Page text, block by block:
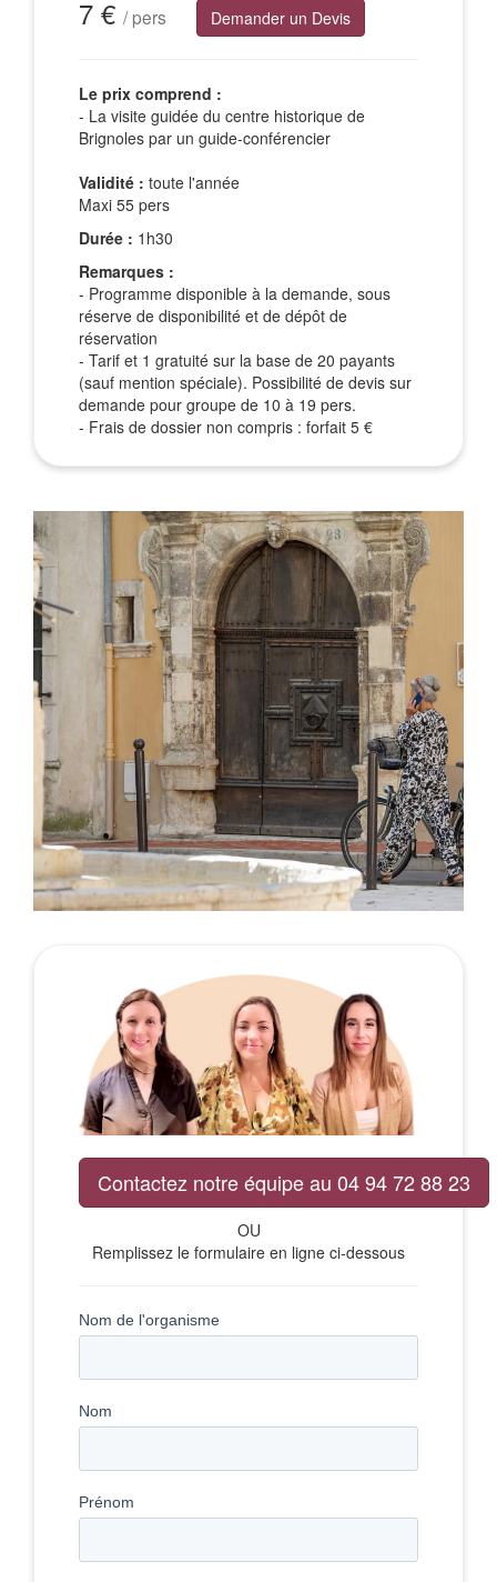
7 € / pers Demander un Devis
Le prix comprend :
- La visite guidée du centre historique de
Brignoles par un guide-conférencier
Validité : toute l'année
Maxi 55 pers
Durée : 1h30
Remarques :
- Programme disponible à la demande, sous
réserve de disponibilité et de dépôt de
réservation
- Tarif et 1 gratuité sur la base de 20 payants
(sauf mention spéciale). Possibilité de devis sur
demande pour groupe de 10 à 19 pers.
- Frais de dossier non compris : forfait 5 €
Contactez notre équipe au 04 94 72 88 23
OU
Remplissez le formulaire en ligne ci-dessous